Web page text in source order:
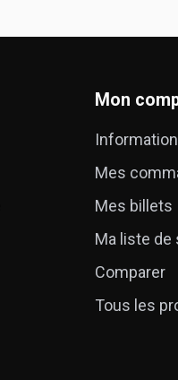
Mon
Mes
Mes billets
Ma liste de
Comparer
Tous les